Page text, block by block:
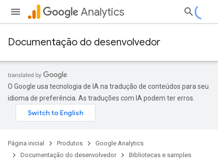
Analytics
Documentação do desenvolvedor
O Google usa tecnologia de IA na tradução de conteúdos para seu
idioma de preferência. As traduções com IA podem ter erros.
Página inicial Produtos
Google Analytics
Documentação do desenvolvedor
Bibliotecas e samples